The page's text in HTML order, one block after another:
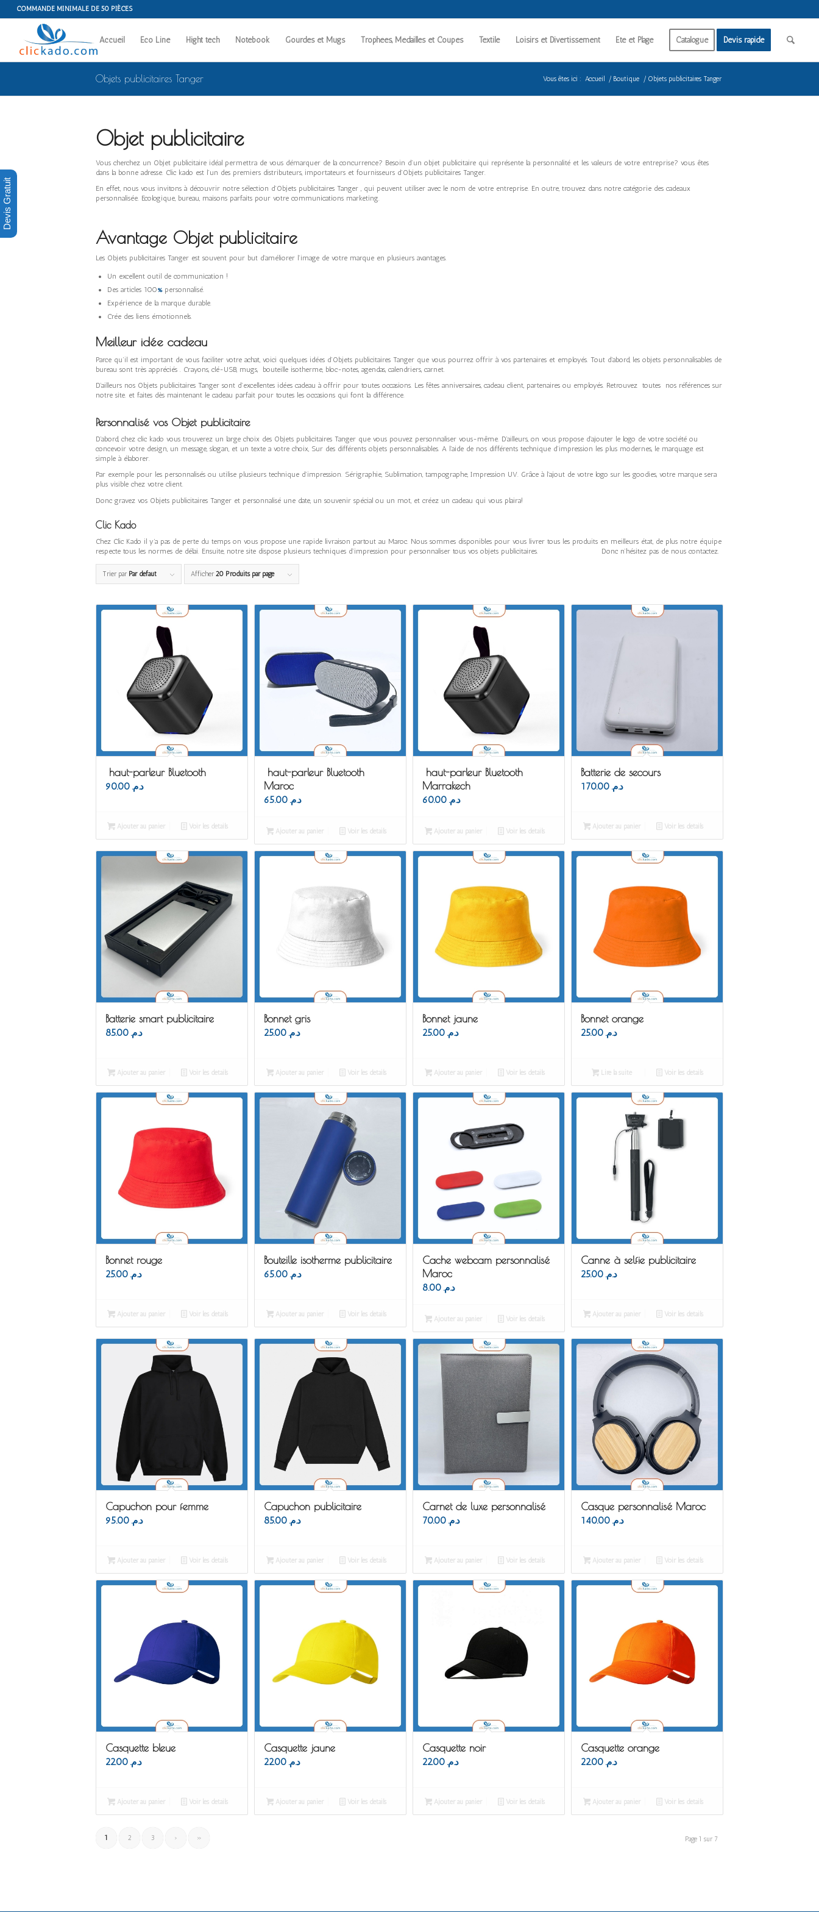
COMMANDE MINIMALE DE 50 PIÈCES
Accueil Eco Line Hight tech Notebook Gourdes et Mugs Trophées, Médailles et Coupes Textile Loisirs et Divertissement Été et Plage Catalogue Devis rapide
Objets publicitaires Tanger Vous êtes ici : Accueil / Boutique / Objets publicitaires Tanger
Objet publicitaire
Vous cherchez un Objet publicitaire idéal permettra de vous démarquer de la concurrence? Besoin d’un objet publicitaire qui représente la personnalité et les valeurs de votre entreprise? vous êtes
dans la bonne adresse. Clic kado est l’un des premiers distributeurs, importateurs et fournisseurs d’Objets publicitaires Tanger.
En effet, nous vous invitons à découvrir notre sélection d’Objets publicitaires Tanger , qui peuvent utiliser avec le nom de votre entreprise. En outre, trouvez dans notre catégorie des cadeaux
personnalisée. Ecologique, bureau, maisons parfaits pour votre communications marketing.
Avantage Objet publicitaire
Les Objets publicitaires Tanger est souvent pour but d’améliorer l’image de votre marque en plusieurs avantages.
Un excellent outil de communication !
Des articles 100%personnalisé.
Expérience de la marque durable.
Crée des liens émotionnels.
Meilleur idée cadeau
Parce qu’il est important de vous faciliter votre achat, voici quelques idées d’Objets publicitaires Tanger que vous pourrez offrir à vos partenaires et employés. Tout d’abord, les objets personnalisables de
bureau sont très appréciés . Crayons, clé-USB, mugs, bouteille isotherme, bloc-notes, agendas, calendriers, carnet.
D’ailleurs nos Objets publicitaires Tanger sont d’excellentes idées cadeau à offrir pour toutes occasions. Les fêtes anniversaires, cadeau client, partenaires ou employés. Retrouvez toutes nos références sur
notre site. et faites dès maintenant le cadeau parfait pour toutes les occasions qui font la différence.
Personnalisé vos Objet publicitaire
D’abord, chez clic kado vous trouverez un large choix des Objets publicitaires Tanger que vous pouvez personnaliser vous-même. D’ailleurs, on vous propose d’ajouter le logo de votre société ou
concevoir votre design, un message, slogan, et un texte a votre choix, Sur des différents objets personnalisables. A l’aide de nos différents technique d’impression les plus modernes, le marquage est
simple à élaborer.
Par exemple pour les personnalisés ou utilise plusieurs technique d’impression. Sérigraphie, Sublimation, tampographe, Impression UV. Grâce à l’ajout de votre logo sur les goodies, votre marque sera
plus visible chez votre client.
Donc gravez vos Objets publicitaires Tanger et personnalisé une date, un souvenir spécial ou un mot, et créez un cadeau qui vous plaira!
Clic Kado
Chez Clic Kado il y’a pas de perte du temps on vous propose une rapide livraison partout au Maroc. Nous sommes disponibles pour vous livrer tous les produits en meilleurs état, de plus notre équipe
respecte tous les normes de délai. Ensuite, notre site dispose plusieurs techniques d’impression pour personnaliser tous vos objets publicitaires. Donc n’hésitez pas de nous contactez.
Trier par Par défaut Afficher 20 Produits par page
haut-parleur Bluetooth
د.م. 90.00
Ajouter au panier Voir les détails
haut-parleur Bluetooth
Maroc
د.م. 65.00
Ajouter au panier Voir les détails
haut-parleur Bluetooth
Marrakech
د.م. 60.00
Ajouter au panier Voir les détails
Batterie de secours
د.م. 170.00
Ajouter au panier Voir les détails
Batterie smart publicitaire
د.م. 85.00
Ajouter au panier Voir les détails
Bonnet gris
د.م. 25.00
Ajouter au panier Voir les détails
Bonnet jaune
د.م. 25.00
Ajouter au panier Voir les détails
Bonnet orange
د.م. 25.00
Lire la suite Voir les détails
Bonnet rouge
د.م. 25.00
Ajouter au panier Voir les détails
Bouteille isotherme publicitaire
د.م. 65.00
Ajouter au panier Voir les détails
Cache webcam personnalisé
Maroc
د.م. 8.00
Ajouter au panier Voir les détails
Canne à selfie publicitaire
د.م. 25.00
Ajouter au panier Voir les détails
Capuchon pour femme
د.م. 95.00
Ajouter au panier Voir les détails
Capuchon publicitaire
د.م. 85.00
Ajouter au panier Voir les détails
Carnet de luxe personnalisé
د.م. 70.00
Ajouter au panier Voir les détails
Casque personnalisé Maroc
د.م. 140.00
Ajouter au panier Voir les détails
Casquette bleue
د.م. 22.00
Ajouter au panier Voir les détails
Casquette jaune
د.م. 22.00
Ajouter au panier Voir les détails
Casquette noir
د.م. 22.00
Ajouter au panier Voir les détails
Casquette orange
د.م. 22.00
Ajouter au panier Voir les détails
Page 1 sur 7
1 2 3 › »
Devis Gratuit